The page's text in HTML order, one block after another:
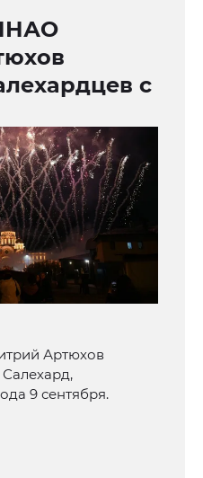
с
Артюхов
9 сентября.